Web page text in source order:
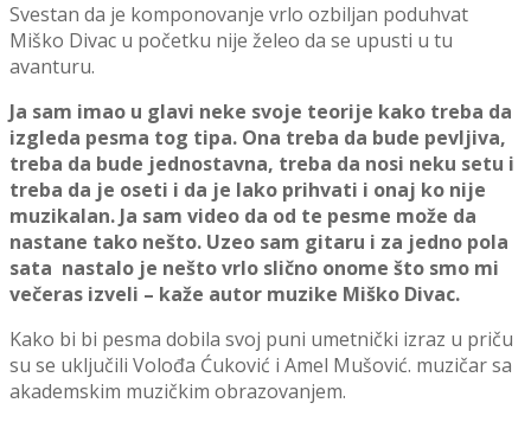
Svestan da je komponovanje vrlo ozbilјan poduhvat
Miško Divac u početku nije želeo da se upusti u tu
avanturu.
Ja sam imao u glavi neke svoje teorije kako treba da
izgleda pesma tog tipa. Ona treba da bude pevlјiva,
treba da bude jednostavna, treba da nosi neku setu i
treba da je oseti i da je lako prihvati i onaj ko nije
muzikalan. Ja sam video da od te pesme može da
nastane tako nešto. Uzeo sam gitaru i za jedno pola
sata nastalo je nešto vrlo slično onome što smo mi
večeras izveli – kaže autor muzike Miško Divac.
Kako bi bi pesma dobila svoj puni umetnički izraz u priču
su se uklјučili Volođa Ćuković i Amel Mušović. muzičar sa
akademskim muzičkim obrazovanjem.